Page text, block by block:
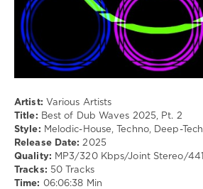
Techno
Artist: Various Artists
Title: Best of Dub Waves 2025, Pt. 2
Style: Melodic-House, Techno, Deep-
Release Date: 2025
Quality: MP3/320 Kbps/Joint Stereo/
Tracks: 50 Tracks
Time: 06:06:38 Min